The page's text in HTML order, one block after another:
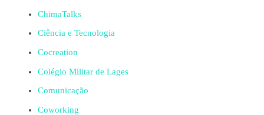
ChimaTalks
Ciência e Tecnologia
Cocreation
Colégio Militar de Lages
Comunicação
Coworking